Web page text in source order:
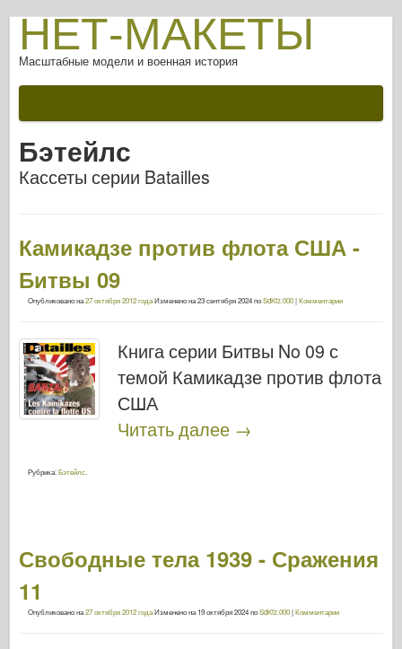
НЕТ-МАКЕТЫ
Масштабные модели и военная история
Бэтейлс
Кассеты серии Batailles
Камикадзе против флота США -
Битвы 09
Опубликовано на27 октября 2012 годаИзменено на23 сентября 2024поSdKfz.000|Комментарии
Книга серии Битвы No 09 с
темой Камикадзе против флота
США
Читать далее →
Рубрика:Бэтейлс
Свободные тела 1939 - Сражения
11
Опубликовано на27 октября 2012 годаИзменено на 19 октября 2024поSdKfz.000|Комментарии